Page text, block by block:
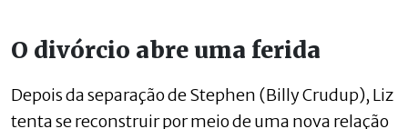
O divórcio abre uma ferida
Depois da separação de Stephen (Billy Crudup), Liz
tenta se reconstruir por meio de uma nova relação